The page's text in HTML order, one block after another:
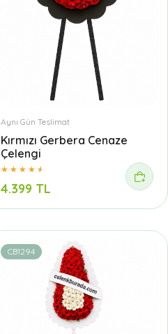
Aynı Gün Teslimat
Kırmızı Gerbera Cenaze
Çelengi
4.399 TL
CB1294